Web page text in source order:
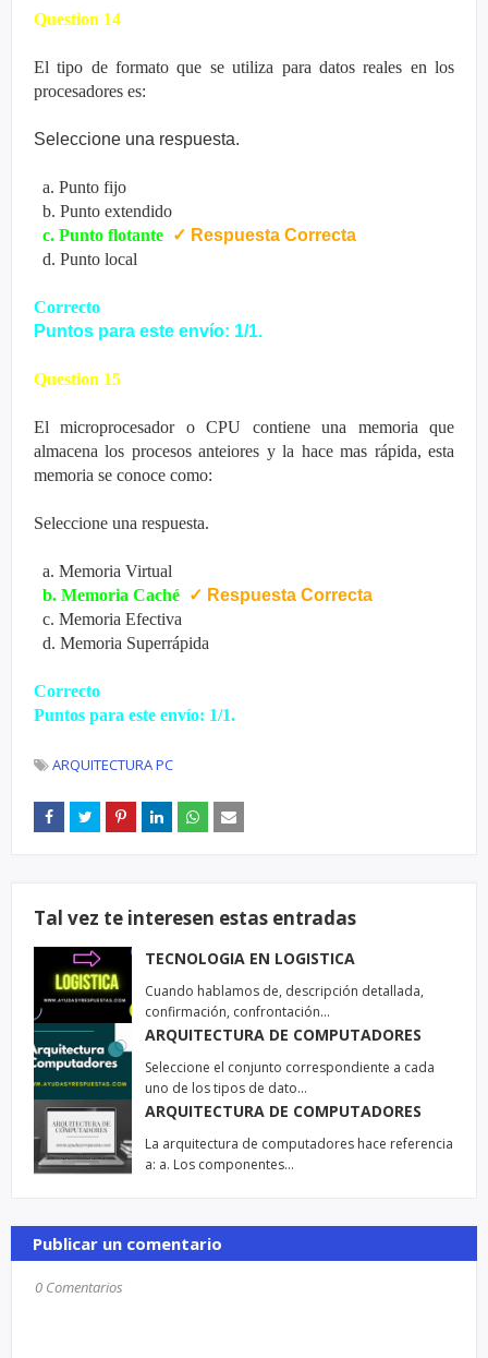
Question 14
El tipo de formato que se utiliza para datos reales en los
procesadores es:
Seleccione una respuesta.
a. Punto fijo
b. Punto extendido
c. Punto flotante ✓ Respuesta Correcta
d. Punto local
Correcto
Puntos para este envío: 1/1.
Question 15
El microprocesador o CPU contiene una memoria que
almacena los procesos anteiores y la hace mas rápida, esta
memoria se conoce como:
Seleccione una respuesta.
a. Memoria Virtual
b. Memoria Caché ✓ Respuesta Correcta
c. Memoria Efectiva
d. Memoria Superrápida
Correcto
Puntos para este envío: 1/1.
ARQUITECTURA PC
Tal vez te interesen estas entradas
TECNOLOGIA EN LOGISTICA
Cuando hablamos de, descripción detallada,
confirmación, confrontación…
ARQUITECTURA DE COMPUTADORES
Seleccione el conjunto correspondiente a cada
uno de los tipos de dato…
ARQUITECTURA DE COMPUTADORES
La arquitectura de computadores hace referencia
a: a. Los componentes…
Publicar un comentario
0 Comentarios